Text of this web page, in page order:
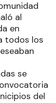
al
en
todos los
se
del